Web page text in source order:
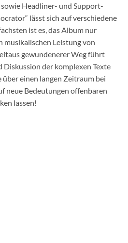
sowie Headliner- und Support-
lässt sich auf verschiedene
ist es, das Album nur
Leistung von
gewundenerer Weg führt
Diskussion der komplexen Texte
über einen langen Zeitraum bei
neue Bedeutungen offenbaren
lassen!